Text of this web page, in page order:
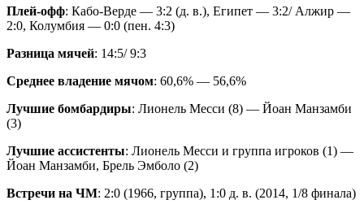
Плей-офф: Кабо-Верде — 3:2 (д. в.), Египет — 3:2/ Алжир —
2:0, Колумбия — 0:0 (пен. 4:3)
Разница мячей: 14:5/ 9:3
Среднее владение мячом: 60,6% — 56,6%
Лучшие бомбардиры: Лионель Месси (8) — Йоан Манзамби
(3)
Лучшие ассистенты: Лионель Месси и группа игроков (1) —
Йоан Манзамби, Брель Эмболо (2)
Встречи на ЧМ: 2:0 (1966, группа), 1:0 д. в. (2014, 1/8 финала)